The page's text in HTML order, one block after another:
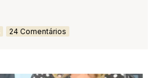
24 Comentários